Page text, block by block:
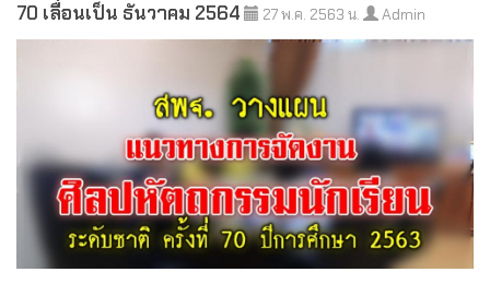
70 เลื่อนเป็น ธันวาคม 2564
27 พ.ค. 2563 น. Admin